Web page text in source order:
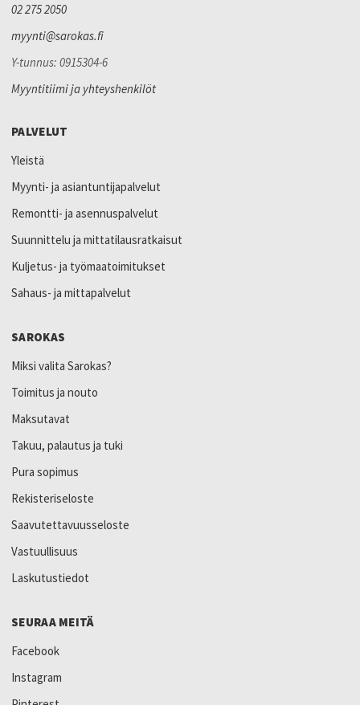
02 275 2050
myynti@sarokas.fi
Y-tunnus: 0915304-6
Myyntitiimi ja yhteyshenkilöt
PALVELUT
Yleistä
Myynti- ja asiantuntijapalvelut
Remontti- ja asennuspalvelut
Suunnittelu ja mittatilausratkaisut
Kuljetus- ja työmaatoimitukset
Sahaus- ja mittapalvelut
SAROKAS
Miksi valita Sarokas?
Toimitus ja nouto
Maksutavat
Takuu, palautus ja tuki
Pura sopimus
Rekisteriseloste
Saavutettavuusseloste
Vastuullisuus
Laskutustiedot
SEURAA MEITÄ
Facebook
Instagram